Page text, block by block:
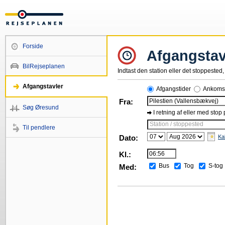
Forside
BilRejseplanen
Afgangstavler
Søg Øresund
Til pendlere
Indtast den station eller det
Afgangstider
Fra:
I retning af eller med stop
Station / stoppested
Dato:
Kl.:
Med:
Bus Tog S-tog